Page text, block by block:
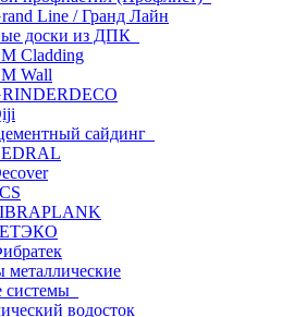
Line / Гранд Лайн
доски из ДПК
Cladding
Wall
сайдинг
системы
водосток